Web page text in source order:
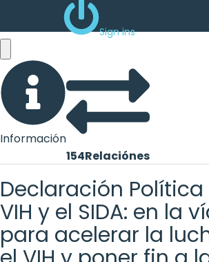
Sign ins
Información
154Relaciónes
Declaración Política
VIH y el SIDA: en la
para acelerar la